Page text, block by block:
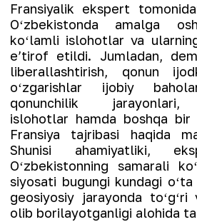
Fransiyalik ekspert
Oʻzbekistonda amalga
koʻlamli islohotlar va
eʼtirof etildi. Jumladan,
liberallashtirish, qonun
oʻzgarishlar ijobiy
qonunchilik jarayonlari,
islohotlar hamda boshqa bir
Fransiya tajribasi haqida
Shunisi ahamiyatliki,
Oʻzbekistonning samarali
siyosati bugungi kundagi
geosiyosiy jarayonda toʻgʻri
olib borilayotganligi alohida